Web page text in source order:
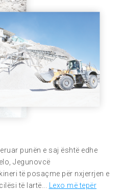
punën e saj është edhe
Jegunovcë
të posaçme për nxjerrjen e
të lartë... Lexo më tepër